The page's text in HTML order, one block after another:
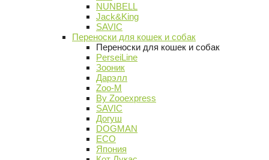
NUNBELL
Jack&King
SAVIC
Переноски для кошек и собак
Переноски для кошек и собак
PerseiLine
Зооник
Дарэлл
Zoo-M
By Zooexpress
SAVIC
Догуш
DOGMAN
ECO
Япония